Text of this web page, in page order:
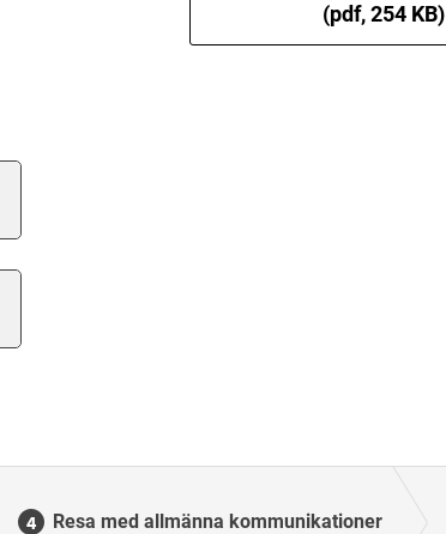
(pdf, 254 KB)
Resa med allmänna kommunikationer